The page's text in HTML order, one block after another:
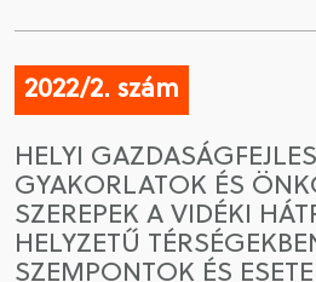
2022/2. szám
HELYI
GYAKORLATOK ÉS
SZEREPEK A VIDÉKI
HELYZETŰ
SZEMPONTOK ÉS